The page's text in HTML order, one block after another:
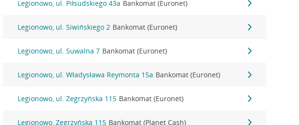
Legionowo, ul. Piłsudskiego 43a Bankomat (Euronet)
Legionowo, ul. Siwińskiego 2 Bankomat (Euronet)
Legionowo, ul. Suwalna 7 Bankomat (Euronet)
Legionowo, ul. Władysława Reymonta 15a Bankomat (Euronet)
Legionowo, ul. Zegrzyńska 115 Bankomat (Euronet)
Legionowo, Zegrzyńska 115 Bankomat (Planet Cash)